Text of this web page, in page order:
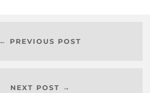
← PREVIOUS POST
NEXT POST →